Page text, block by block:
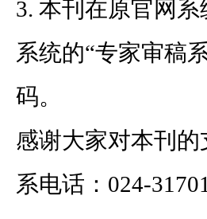
3. 本刊在原官网
系统的“专家审稿
码。
感谢大家对本刊
系电话：024-